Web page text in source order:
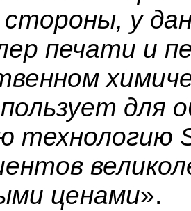
у
печати и
для
технологию
ценами».